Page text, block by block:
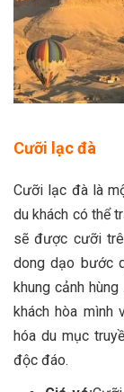
Cưỡi lạc đà
Cưỡi lạc đà là
du khách có thể
sẽ được cưỡi
dong dạo bước
khung cảnh
khách hòa mình
hóa du mục
độc đáo.